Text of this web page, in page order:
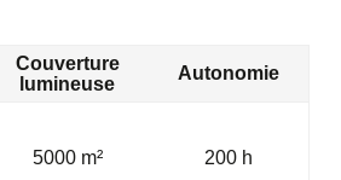
Couverture
lumineuse
Autonomie
5000 m² 200 h